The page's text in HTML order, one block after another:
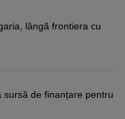
lângă frontiera cu
de finanțare pentru